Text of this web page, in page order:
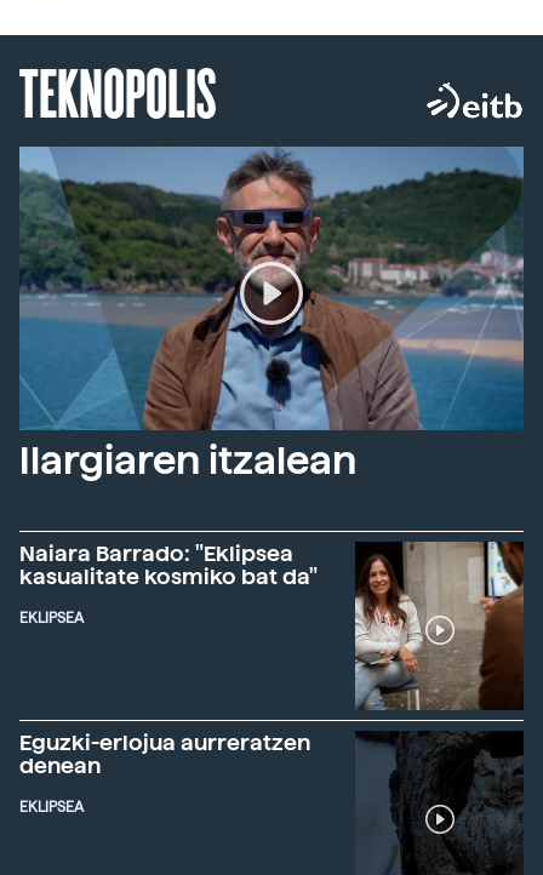
TEKNOPOLIS
Ilargiaren itzalean
Naiara Barrado: "Eklipsea
kasualitate kosmiko bat da"
EKLIPSEA
Eguzki-erlojua aurreratzen
denean
EKLIPSEA